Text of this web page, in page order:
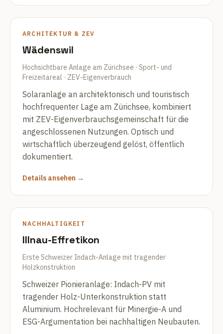
ARCHITEKTUR & ZEV
Wädenswil
Hochsichtbare Anlage am Zürichsee · Sport- und
Freizeitareal · ZEV-Eigenverbrauch
Solaranlage an architektonisch und touristisch
hochfrequenter Lage am Zürichsee, kombiniert
mit ZEV-Eigenverbrauchsgemeinschaft für die
angeschlossenen Nutzungen. Optisch und
wirtschaftlich überzeugend gelöst, öffentlich
dokumentiert.
Details ansehen →
NACHHALTIGKEIT
Illnau-Effretikon
Erste Schweizer Indach-Anlage mit tragender
Holzkonstruktion
Schweizer Pionieranlage: Indach-PV mit
tragender Holz-Unterkonstruktion statt
Aluminium. Hochrelevant für Minergie-A und
ESG-Argumentation bei nachhaltigen Neubauten.